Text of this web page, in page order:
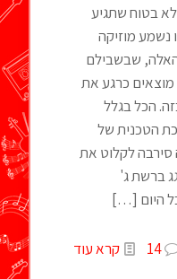
בטוח שתגיע
נשמע מוזיקה
שבשבילם
מוצאים כרגע את
הכל בגלל
הטכנית של
לקלוט את
ברשת ג'
היום […]
14 קרא עוד